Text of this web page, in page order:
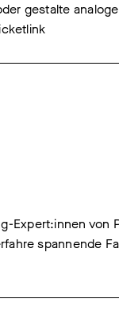
gestalte
Expert:innen
spannende